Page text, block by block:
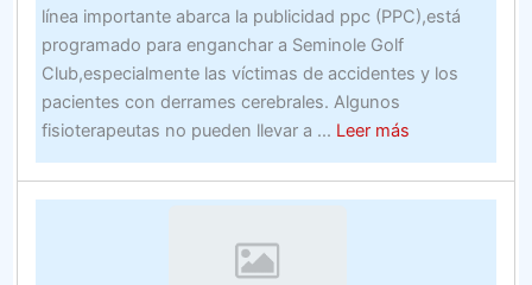
línea importante abarca la publicidad ppc (PPC),está
programado para enganchar a Seminole Golf
Club,especialmente las víctimas de accidentes y los
pacientes con derrames cerebrales. Algunos
fisioterapeutas no pueden llevar a ... Leer másabout
Flip
Books